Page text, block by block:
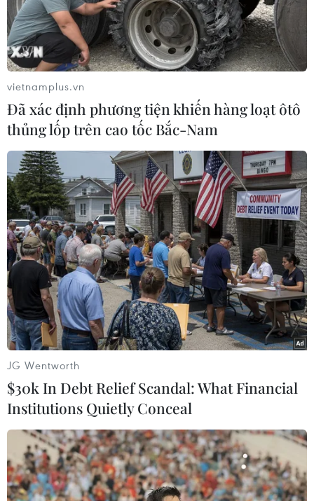
Mỹ công bố lệnh bắt giữ siêu tàu chở dầu
Grace 1 của Iran
17/08/2019 00:04
Washington đã kêu gọi bắt giữ tàu Grace 1, vẫn đang
thả neo tại vùng lãnh thổ của Anh ở Địa Trung Hải trong
cùng ngày, vì "âm mưu tiếp cận một cách bất hợp pháp
hệ thống tài chính của Mỹ".
vietnamplus.vn
Đã xác định phương tiện khiến hàng loạt ôtô
thủng lốp trên cao tốc Bắc-Nam
JG Wentworth
$30k In Debt Relief Scandal: What Financial
Institutions Quietly Conceal